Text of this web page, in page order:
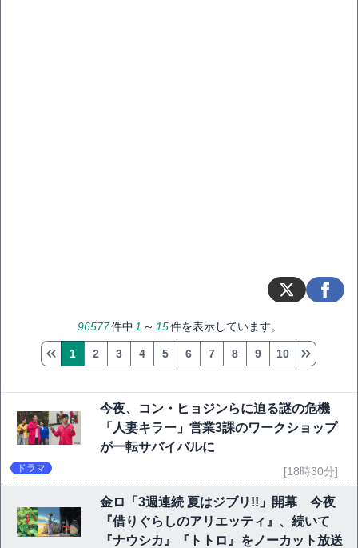
96577件中 1 ～ 15件を表示しています。
1 2 3 4 5 6 7 8 9 10
今夜、コン・ヒョジンらに迫る謎の危機
「人妻キラー」営業3課のワークショップ
が一転サバイバルに
ドラマ [18時30分]
金ロ「3週連続 夏はジブリ!!」開幕 今夜
『借りぐらしのアリエッティ』、続いて
『ナウシカ』『トトロ』をノーカット放送